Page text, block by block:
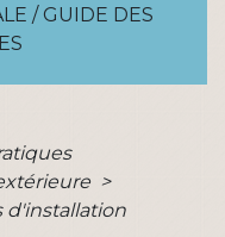
/ GUIDE DES
>
d'installation